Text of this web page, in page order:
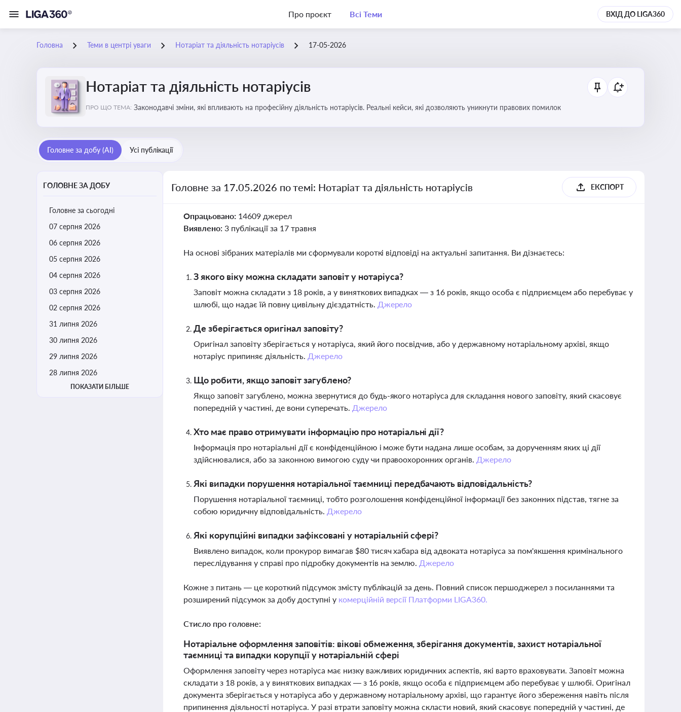
Про проєкт Всі Теми ВХІД ДО LIGA360
Головна Теми в центрі уваги Нотаріат та діяльність нотаріусів 17-05-2026
Нотаріат та діяльність нотаріусів
ПРО ЩО ТЕМА: Законодавчі зміни, які впливають на професійну діяльність нотаріусів. Реальні кейси, які дозволяють уникнути правових помилок
Головне за добу (AI) Усі публікації
ГОЛОВНЕ ЗА ДОБУ
Головне за сьогодні
07 серпня 2026
06 серпня 2026
05 серпня 2026
04 серпня 2026
03 серпня 2026
02 серпня 2026
31 липня 2026
30 липня 2026
29 липня 2026
28 липня 2026
ПОКАЗАТИ БІЛЬШЕ
Головне за 17.05.2026 по темі: Нотаріат та діяльність нотаріусів ЕКСПОРТ
Опрацьовано: 14609 джерел
Виявлено: 3 публікації за 17 травня
На основі зібраних матеріалів ми сформували короткі відповіді на актуальні запитання. Ви дізнаєтесь:
З якого віку можна складати заповіт у нотаріуса?
Заповіт можна складати з 18 років, а у виняткових випадках — з 16 років, якщо особа є підприємцем або перебуває у
шлюбі, що надає їй повну цивільну дієздатність. Джерело
Де зберігається оригінал заповіту?
Оригінал заповіту зберігається у нотаріуса, який його посвідчив, або у державному нотаріальному архіві, якщо
нотаріус припиняє діяльність. Джерело
Що робити, якщо заповіт загублено?
Якщо заповіт загублено, можна звернутися до будь-якого нотаріуса для складання нового заповіту, який скасовує
попередній у частині, де вони суперечать. Джерело
Хто має право отримувати інформацію про нотаріальні дії?
Інформація про нотаріальні дії є конфіденційною і може бути надана лише особам, за дорученням яких ці дії
здійснювалися, або за законною вимогою суду чи правоохоронних органів. Джерело
Які випадки порушення нотаріальної таємниці передбачають відповідальність?
Порушення нотаріальної таємниці, тобто розголошення конфіденційної інформації без законних підстав, тягне за
собою юридичну відповідальність. Джерело
Які корупційні випадки зафіксовані у нотаріальній сфері?
Виявлено випадок, коли прокурор вимагав $80 тисяч хабара від адвоката нотаріуса за пом'якшення кримінального
переслідування у справі про підробку документів на землю. Джерело
Кожне з питань — це короткий підсумок змісту публікацій за день. Повний список першоджерел з посиланнями та
розширений підсумок за добу доступні у комерційній версії Платформи LIGA360.
Стисло про головне:
Нотаріальне оформлення заповітів: вікові обмеження, зберігання документів, захист нотаріальної
таємниці та випадки корупції у нотаріальній сфері
Оформлення заповіту через нотаріуса має низку важливих юридичних аспектів, які варто враховувати. Заповіт можна
складати з 18 років, а у виняткових випадках — з 16 років, якщо особа є підприємцем або перебуває у шлюбі. Оригінал
документа зберігається у нотаріуса або у державному нотаріальному архіві, що гарантує його збереження навіть після
припинення діяльності нотаріуса. У разі втрати заповіту можна скласти новий, який скасовує попередній у частині, де